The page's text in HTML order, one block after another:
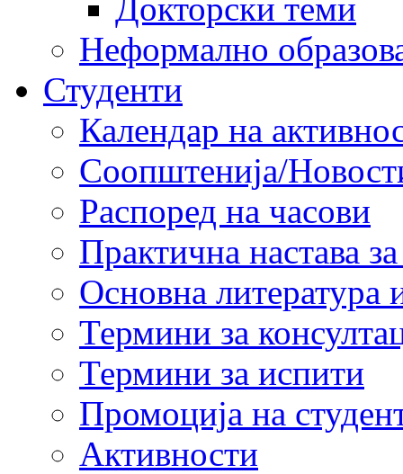
Докторски теми
Неформално
Студенти
Календар на
Соопштенија/
Распоред на часови
Практична настава
Основна литература
Термини за
Термини за испити
Промоција на
Активности